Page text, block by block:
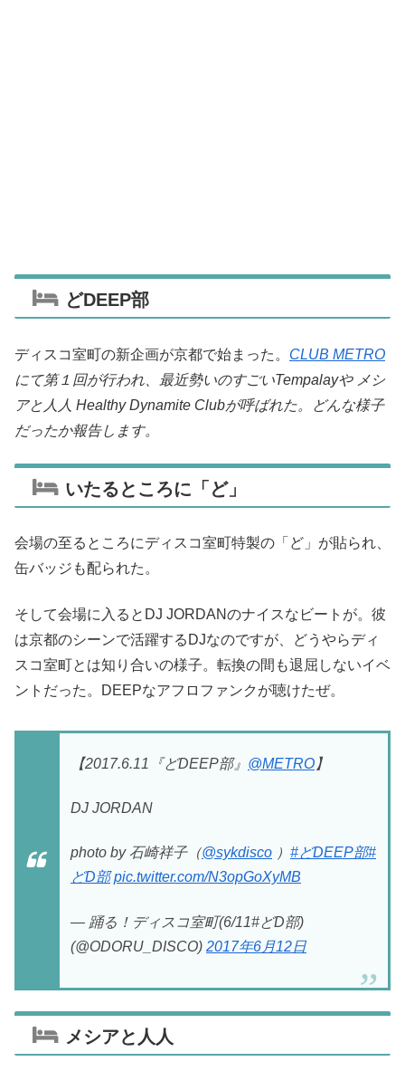
どDEEP部
ディスコ室町の新企画が京都で始まった。 CLUB METRO
にて第１回が行われ、最近勢いのすごいTempalayや メシ
アと人人 Healthy Dynamite Clubが呼ばれた。どんな様子
だったか報告します。
いたるところに「ど」
会場の至るところにディスコ室町特製の「ど」が貼られ、
缶バッジも配られた。
そして会場に入るとDJ JORDANのナイスなビートが。彼
は京都のシーンで活躍するDJなのですが、どうやらディ
スコ室町とは知り合いの様子。転換の間も退屈しないイベ
ントだった。DEEPなアフロファンクが聴けたぜ。
【2017.6.11『どDEEP部』 @METRO 】
DJ JORDAN
photo by 石崎祥子（@sykdisco ） #どDEEP部#
どD部 pic.twitter.com/N3opGoXyMB
— 踊る！ディスコ室町(6/11#どD部)
(@ODORU_DISCO) 2017年6月12日
メシアと人人